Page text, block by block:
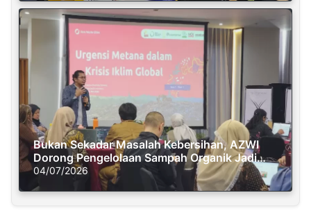
Bukan Sekadar Masalah Kebersihan, AZWI
Dorong Pengelolaan Sampah Organik Jadi
Solusi Krisis Iklim
04/07/2026